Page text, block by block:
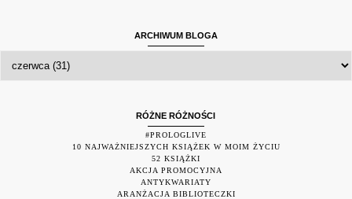
ARCHIWUM BLOGA
RÓŻNE RÓŻNOŚCI
#PROLOGLIVE
10 NAJWAŻNIEJSZYCH KSIĄŻEK W MOIM ŻYCIU
52 KSIĄŻKI
AKCJA PROMOCYJNA
ANTYKWARIATY
ARANŻACJA BIBLIOTECZKI